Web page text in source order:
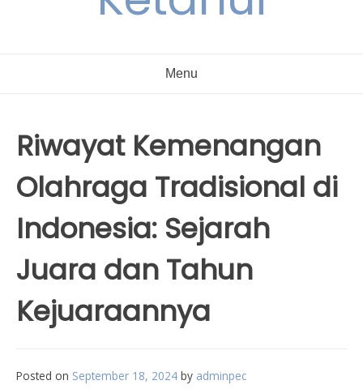
Menu
Riwayat Kemenangan
Olahraga Tradisional di
Indonesia: Sejarah
Juara dan Tahun
Kejuaraannya
Posted on September 18, 2024 by adminpec